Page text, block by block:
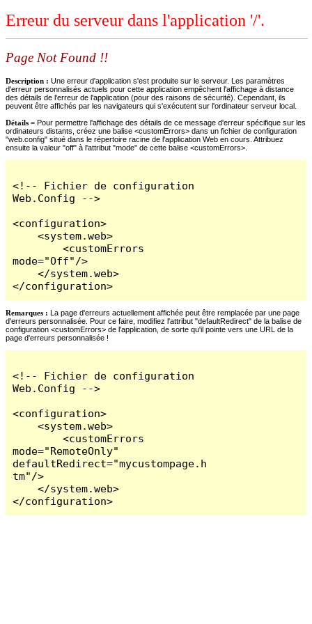
Erreur du serveur dans l'application '/'.
Page Not Found !!
Description : Une erreur d'application s'est produite sur le serveur. Les paramètres
d'erreur personnalisés actuels pour cette application empêchent l'affichage à distance
des détails de l'erreur de l'application (pour des raisons de sécurité). Cependant, ils
peuvent être affichés par les navigateurs qui s'exécutent sur l'ordinateur serveur local.
Détails = Pour permettre l'affichage des détails de ce message d'erreur spécifique sur les
ordinateurs distants, créez une balise <customErrors> dans un fichier de configuration
"web.config" situé dans le répertoire racine de l'application Web en cours. Attribuez
ensuite la valeur "off" à l'attribut "mode" de cette balise <customErrors>.
<!-- Fichier de configuration
Web.Config -->
<configuration>
    <system.web>
        <customErrors
mode="Off"/>
    </system.web>
</configuration>
Remarques : La page d'erreurs actuellement affichée peut être remplacée par une page
d'erreurs personnalisée. Pour ce faire, modifiez l'attribut "defaultRedirect" de la balise de
configuration <customErrors> de l'application, de sorte qu'il pointe vers une URL de la
page d'erreurs personnalisée !
<!-- Fichier de configuration
Web.Config -->
<configuration>
    <system.web>
        <customErrors
mode="RemoteOnly"
defaultRedirect="mycustompage.h
tm"/>
    </system.web>
</configuration>